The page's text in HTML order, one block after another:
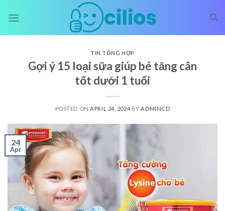
TIN TỔNG HỢP
Gợi ý 15 loại sữa giúp bé tăng cân
tốt dưới 1 tuổi
POSTED ON APRIL 24, 2024 BY ADMINCD
24
Apr